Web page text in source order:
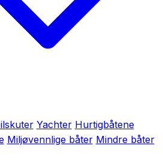
Yachter Hurtigbåtene
Miljøvennlige båter Mindre båter